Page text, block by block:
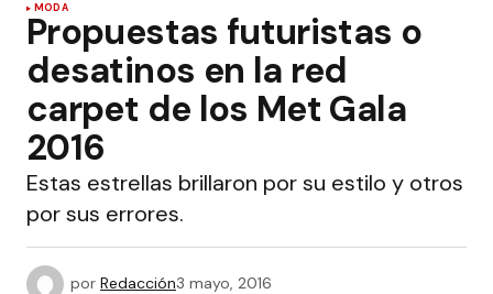
MODA
Propuestas futuristas o
desatinos en la red
carpet de los Met Gala
2016
Estas estrellas brillaron por su estilo y otros
por sus errores.
por Redacción3 mayo, 2016